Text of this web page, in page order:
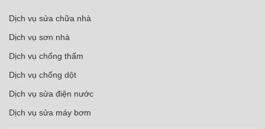
Dịch vụ sửa chữa nhà
Dịch vụ sơn nhà
Dịch vụ chống thấm
Dịch vụ chống dột
Dịch vụ sửa điện nước
Dịch vụ sửa máy bơm